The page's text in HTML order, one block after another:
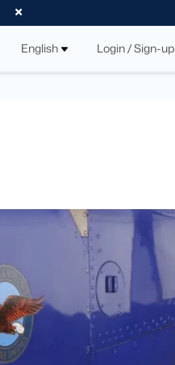
English Login / Sign-up